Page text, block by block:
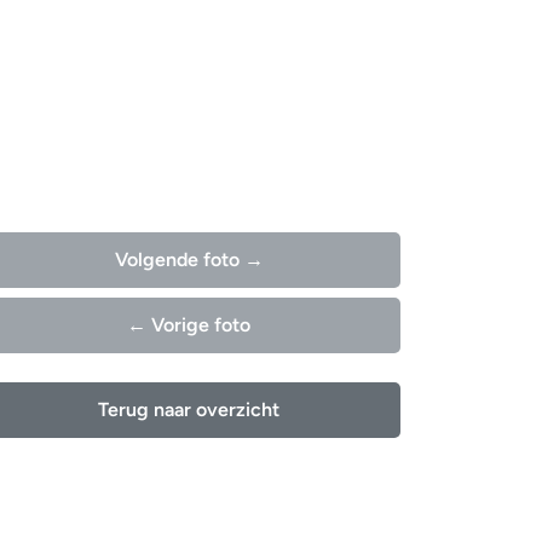
Volgende foto →
← Vorige foto
Terug naar overzicht